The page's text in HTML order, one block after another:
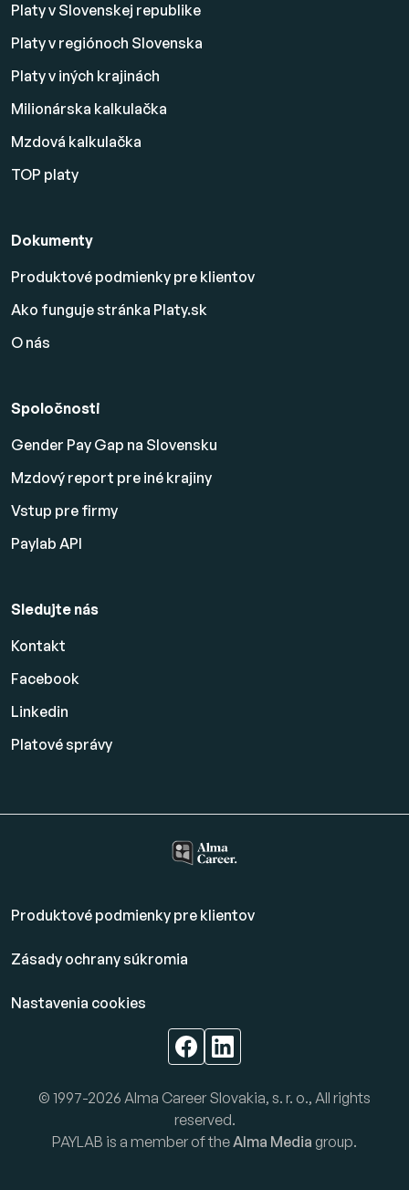
Platy v Slovenskej republike
Platy v regiónoch Slovenska
Platy v iných krajinách
Milionárska kalkulačka
Mzdová kalkulačka
TOP platy
Dokumenty
Produktové podmienky pre klientov
Ako funguje stránka Platy.sk
O nás
Spoločnosti
Gender Pay Gap na Slovensku
Mzdový report pre iné krajiny
Vstup pre firmy
Paylab API
Sledujte nás
Kontakt
Facebook
Linkedin
Platovésprávy
Produktové podmienky pre klientov
Zásady ochrany súkromia
Nastavenia cookies
© 1997-2026 Alma Career Slovakia, s. r. o., All rights
reserved.
PAYLAB is a member of theAlma Media group.